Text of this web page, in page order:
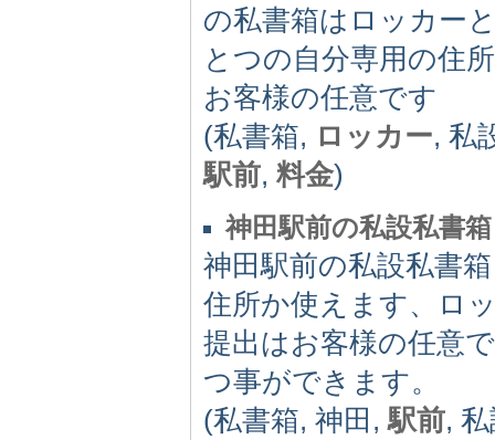
の私書箱はロッカー
とつの自分専用の住
お客様の任意です
(私書箱, ロッカー, 私
駅前, 料金)
神田駅前の私設私書
神田駅前の私設私書
住所か使えます、ロ
提出はお客様の任意
つ事ができます。
(私書箱, 神田,駅前,